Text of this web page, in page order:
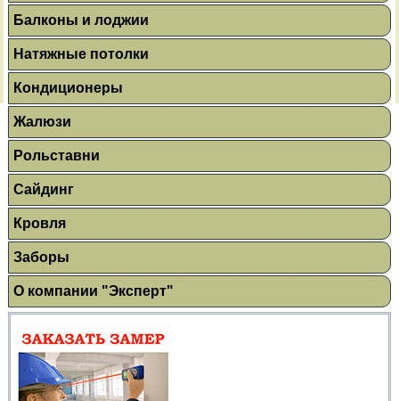
Балконы и лоджии
Натяжные потолки
Кондиционеры
Жалюзи
Рольставни
Сайдинг
Кровля
Заборы
О компании "Эксперт"